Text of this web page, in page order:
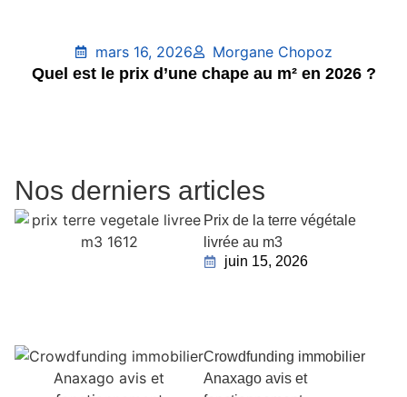
mars 16, 2026
Morgane Chopoz
Quel est le prix d’une chape au m² en 2026 ?
Nos derniers articles
Prix de la terre végétale
livrée au m3
juin 15, 2026
Crowdfunding immobilier
Anaxago avis et